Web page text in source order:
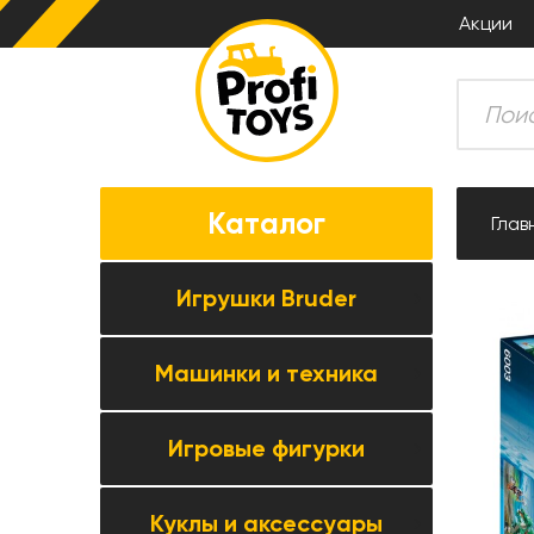
Акции
Каталог
Игрушки Bruder
Все товары категории →
Комбайны
Тракторы
Прицепная техника
Машинки и техника
Все товары категории →
Коллекционные модели
Игровые фигурки
Все товары категории →
Куклы и аксессуары